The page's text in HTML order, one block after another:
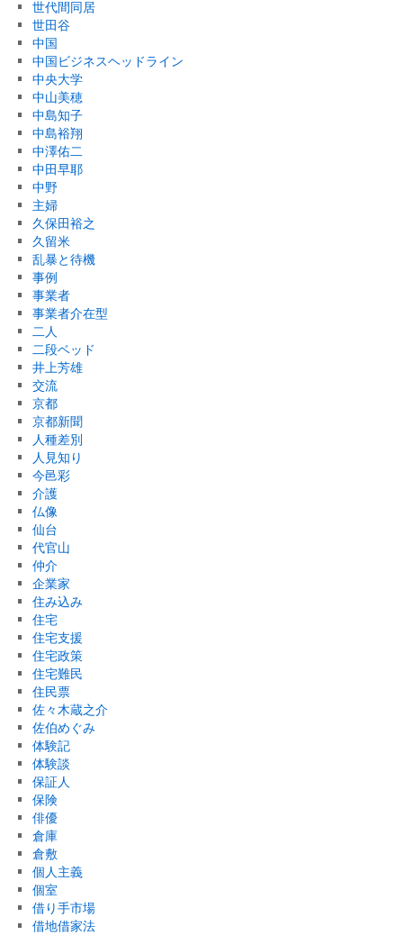
世代間同居
世田谷
中国
中国ビジネスヘッドライン
中央大学
中山美穂
中島知子
中島裕翔
中澤佑二
中田早耶
中野
主婦
久保田裕之
久留米
乱暴と待機
事例
事業者
事業者介在型
二人
二段ベッド
井上芳雄
交流
京都
京都新聞
人種差別
人見知り
今邑彩
介護
仏像
仙台
代官山
仲介
企業家
住み込み
住宅
住宅支援
住宅政策
住宅難民
住民票
佐々木蔵之介
佐伯めぐみ
体験記
体験談
保証人
保険
俳優
倉庫
倉敷
個人主義
個室
借り手市場
借地借家法